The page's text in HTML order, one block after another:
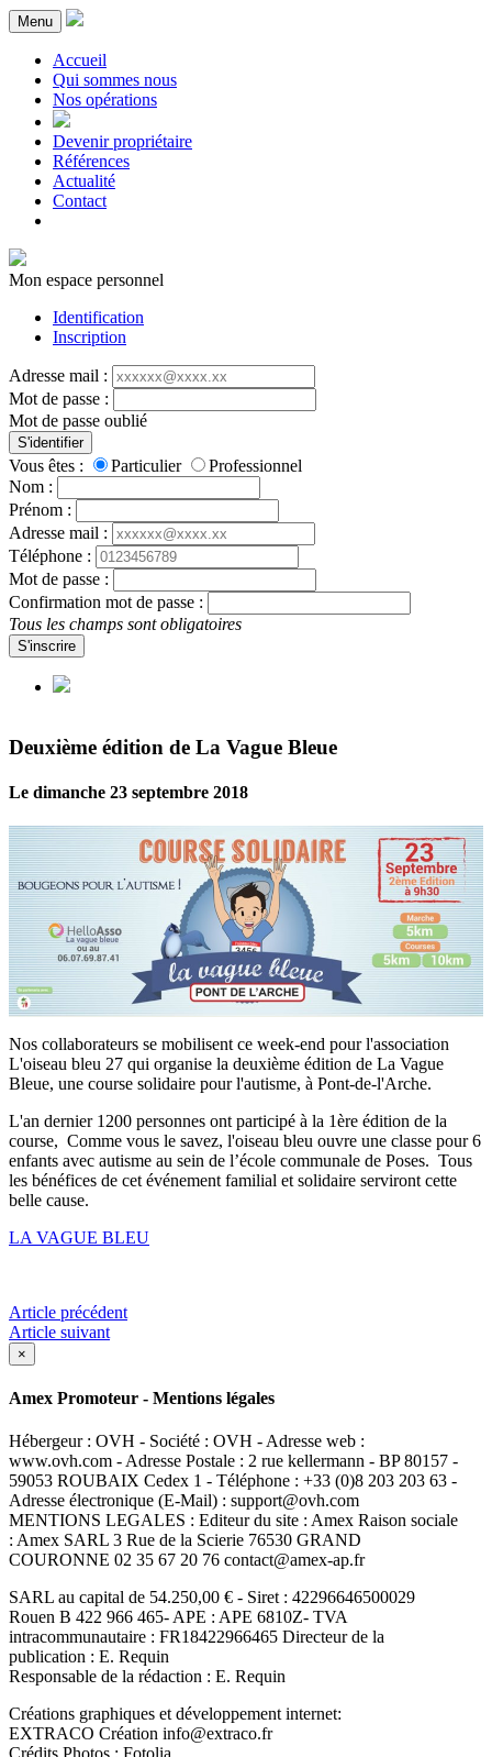
Menu
Accueil
Qui sommes nous
Nos opérations
Devenir propriétaire
Références
Actualité
Contact
Mon espace personnel
Identification
Inscription
Adresse mail :
Mot de passe :
Mot de passe oublié
S'identifier
Vous êtes : Particulier
Professionnel
Nom :
Prénom :
Adresse mail :
Téléphone :
Mot de passe :
Confirmation mot de passe :
Tous les champs sont obligatoires
S'inscrire
Deuxième édition de La Vague Bleue
Le dimanche 23 septembre 2018
Nos collaborateurs se mobilisent ce week-end pour l'association
L'oiseau bleu 27​ qui organise la deuxième édition de La Vague
Bleue, une course solidaire pour l'autisme, à Pont-de-l'Arche.
L'an dernier 1200 personnes ont participé à la 1ère édition de la
course, Comme vous le savez, l'oiseau bleu ouvre une classe pour 6
enfants avec autisme au sein de l’école communale de Poses. Tous
les bénéfices de cet événement familial et solidaire serviront cette
belle cause.
LA VAGUE BLEU
Article précédent
Article suivant
×
Amex Promoteur - Mentions légales
Hébergeur : OVH - Société : OVH - Adresse web :
www.ovh.com - Adresse Postale : 2 rue kellermann - BP 80157 -
59053 ROUBAIX Cedex 1 - Téléphone : +33 (0)8 203 203 63 -
Adresse électronique (E-Mail) : support@ovh.com
MENTIONS LEGALES : Editeur du site : Amex Raison sociale
: Amex SARL 3 Rue de la Scierie 76530 GRAND
COURONNE 02 35 67 20 76 contact@amex-ap.fr
SARL au capital de 54.250,00 € - Siret : 42296646500029
Rouen B 422 966 465- APE : APE 6810Z- TVA
intracommunautaire : FR18422966465 Directeur de la
publication : E. Requin
Responsable de la rédaction : E. Requin
Créations graphiques et développement internet:
EXTRACO Création info@extraco.fr